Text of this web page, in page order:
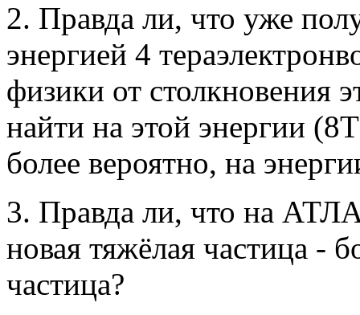
2. Правда ли, что уже
энергией 4
физики от столкновения
найти на этой энергии
более вероятно, на
3. Правда ли, что на
новая тяжёлая частица -
частица?